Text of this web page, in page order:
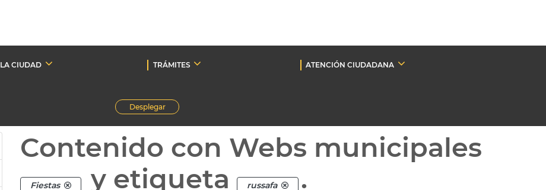
LA CIUDAD TRÁMITES
ATENCIÓN CIUDADANA
Desplegar
Contenido con Webs municipales
Fiestas y etiqueta russafa .